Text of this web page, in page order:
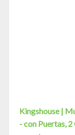
Kingshouse |
- con Puertas, 2